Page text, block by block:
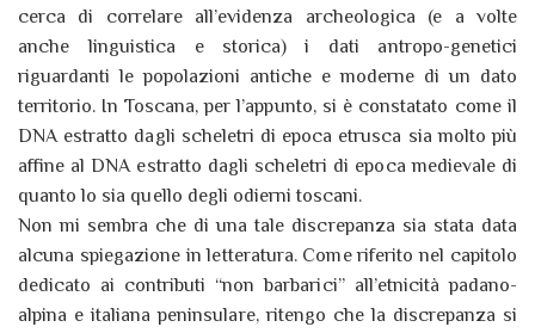
cerca di correlare all’evidenza archeologica (e a volte
anche linguistica e storica) i dati antropo-genetici
riguardanti le popolazioni antiche e moderne di un dato
territorio. In Toscana, per l’appunto, si è constatato come il
DNA estratto dagli scheletri di epoca etrusca sia molto più
affine al DNA estratto dagli scheletri di epoca medievale di
quanto lo sia quello degli odierni toscani.
Non mi sembra che di una tale discrepanza sia stata data
alcuna spiegazione in letteratura. Come riferito nel capitolo
dedicato ai contributi “non barbarici” all’etnicità padano-
alpina e italiana peninsulare, ritengo che la discrepanza si